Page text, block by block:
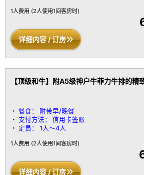
1人费用 (2人使用1间客房时)
详细内容 / 订房
【顶级和牛】附A5级神户牛菲力牛排的精
餐食：
附带早/晚餐
支付方法：
信用卡签账
定员：
1人～4人
1人费用 (2人使用1间客房时)
详细内容 / 订房